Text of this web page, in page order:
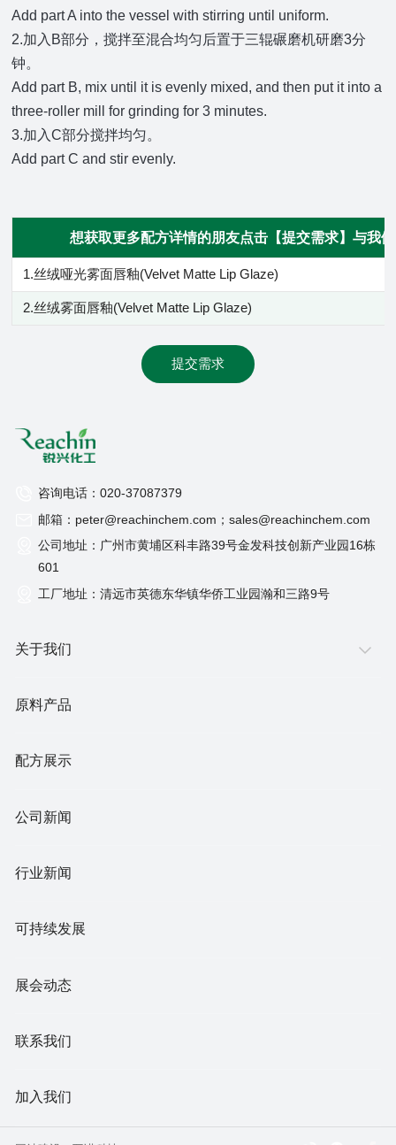
Add part A into the vessel with stirring until uniform.
2.加入B部分，搅拌至混合均匀后置于三辊碾磨机研磨3分
钟。
Add part B, mix until it is evenly mixed, and then put it into a
three-roller mill for grinding for 3 minutes.
3.加入C部分搅拌均匀。
Add part C and stir evenly.
想获取更多配方详情的朋友点击【提交需求】与我
1.丝绒哑光雾面唇釉(Velvet Matte Lip Glaze)
2.丝绒雾面唇釉(Velvet Matte Lip Glaze)
提交需求
咨询电话：020-37087379
邮箱：peter@reachinchem.com；sales@reachinchem.com
公司地址：广州市黄埔区科丰路39号金发科技创新产业园16栋
601
工厂地址：清远市英德东华镇华侨工业园瀚和三路9号
关于我们
原料产品
配方展示
公司新闻
行业新闻
可持续发展
展会动态
联系我们
加入我们